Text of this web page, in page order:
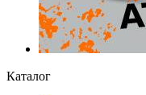
Каталог